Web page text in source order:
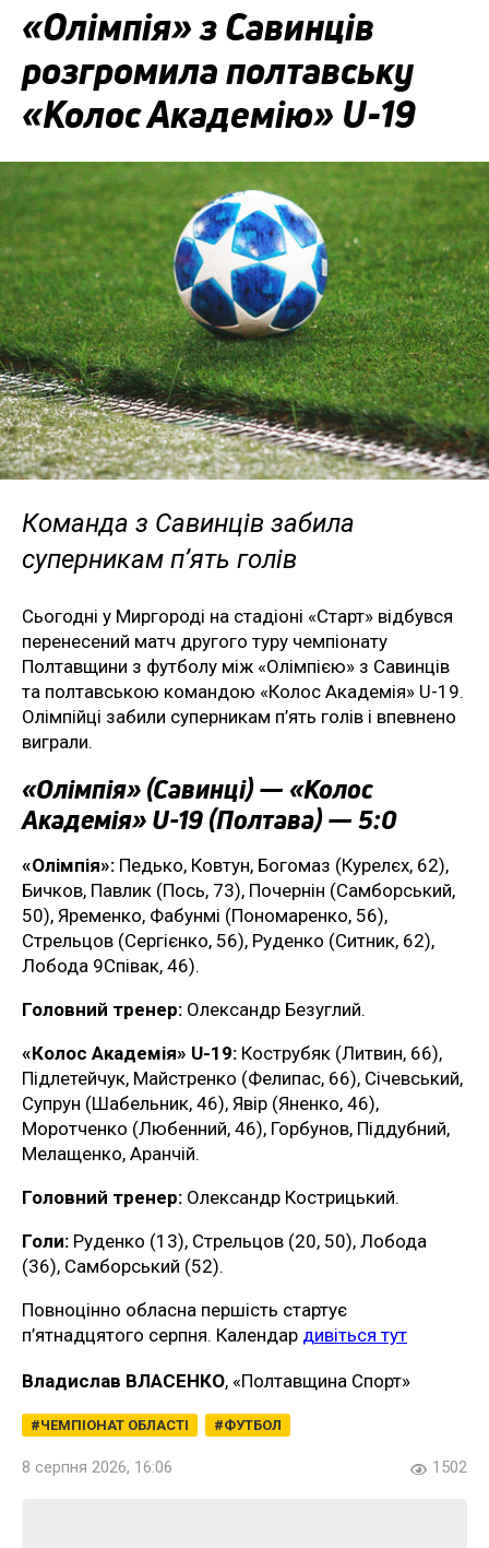
«Олімпія» з Савинців
розгромила полтавську
«Колос Академію» U-19
Команда з Савинців забила
суперникам п’ять голів
Сьогодні у Миргороді на стадіоні «Старт» відбувся
перенесений матч другого туру чемпіонату
Полтавщини з футболу між «Олімпією» з Савинців
та полтавською командою «Колос Академія» U-19.
Олімпійці забили суперникам п’ять голів і впевнено
виграли.
«Олімпія» (Савинці) — «Колос
Академія» U-19 (Полтава) — 5:0
«Олімпія»: Педько, Ковтун, Богомаз (Курелєх, 62),
Бичков, Павлик (Пось, 73), Почернін (Самборський,
50), Яременко, Фабунмі (Пономаренко, 56),
Стрельцов (Сергієнко, 56), Руденко (Ситник, 62),
Лобода 9Співак, 46).
Головний тренер: Олександр Безуглий.
«Колос Академія» U-19: Кострубяк (Литвин, 66),
Підлетейчук, Майстренко (Фелипас, 66), Січевський,
Супрун (Шабельник, 46), Явір (Яненко, 46),
Моротченко (Любенний, 46), Горбунов, Піддубний,
Мелащенко, Аранчій.
Головний тренер: Олександр Кострицький.
Голи: Руденко (13), Стрельцов (20, 50), Лобода
(36), Самборський (52).
Повноцінно обласна першість стартує
п’ятнадцятого серпня. Календар дивіться тут
Владислав ВЛАСЕНКО, «Полтавщина Спорт»
ЧЕМПІОНАТ ОБЛАСТІ ФУТБОЛ
8 серпня 2026, 16:06 1502